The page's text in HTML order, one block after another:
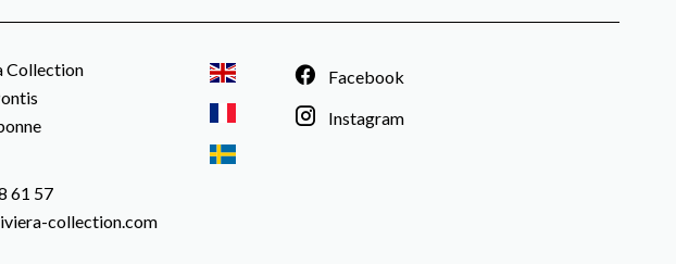
Collection
61 57
collection.com
Facebook
Instagram